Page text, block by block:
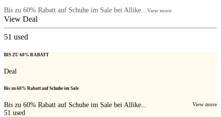
Bis zu 60% Rabatt auf Schuhe im Sale bei Allike...View more
View Deal
51 used
BIS ZU 60% RABATT
Deal
Bis zu 60% Rabatt auf Schuhe im Sale
Bis zu 60% Rabatt auf Schuhe im Sale bei Allike... View more
51 used